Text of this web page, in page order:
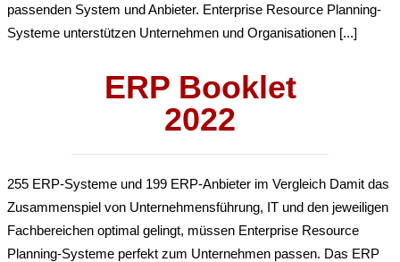
passenden System und Anbieter. Enterprise Resource Planning-
Systeme unterstützen Unternehmen und Organisationen [...]
ERP Booklet
2022
255 ERP-Systeme und 199 ERP-Anbieter im Vergleich Damit das
Zusammenspiel von Unternehmensführung, IT und den jeweiligen
Fachbereichen optimal gelingt, müssen Enterprise Resource
Planning-Systeme perfekt zum Unternehmen passen. Das ERP